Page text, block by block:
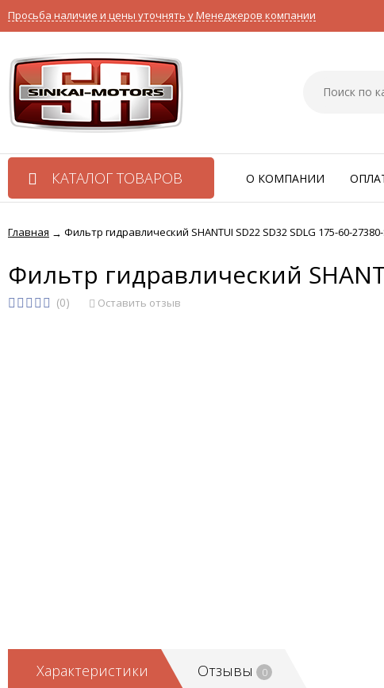
Просьба наличие и цены уточнять у Менеджеров компании
КАТАЛОГ ТОВАРОВ О КОМПАНИИ
Главная → Фильтр гидравлический SHANTUI SD22 SD32 SDLG 175-60-
Фильтр гидравлический
(0) Оставить отзыв
Характеристики Отзывы 0